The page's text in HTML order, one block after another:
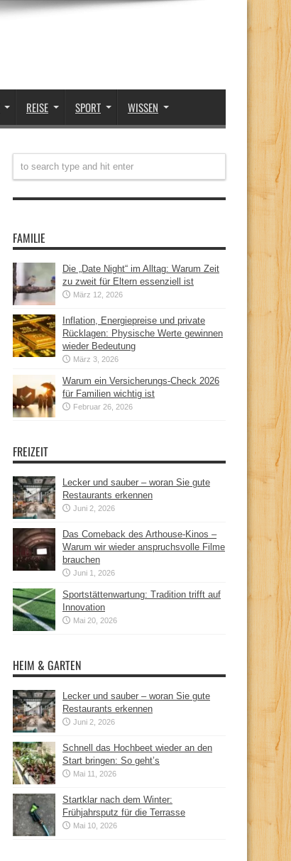
REISE SPORT WISSEN
FAMILIE
Die „Date Night“ im Alltag: Warum Zeit
zu zweit für Eltern essenziell ist
März 12, 2026
Inflation, Energiepreise und private
Rücklagen: Physische Werte gewinnen
wieder Bedeutung
März 3, 2026
Warum ein Versicherungs-Check 2026
für Familien wichtig ist
Februar 26, 2026
FREIZEIT
Lecker und sauber – woran Sie gute
Restaurants erkennen
Juni 2, 2026
Das Comeback des Arthouse-Kinos –
Warum wir wieder anspruchsvolle Filme
brauchen
Juni 1, 2026
Sportstättenwartung: Tradition trifft auf
Innovation
Mai 20, 2026
HEIM & GARTEN
Lecker und sauber – woran Sie gute
Restaurants erkennen
Juni 2, 2026
Schnell das Hochbeet wieder an den
Start bringen: So geht’s
Mai 11, 2026
Startklar nach dem Winter:
Frühjahrsputz für die Terrasse
Mai 10, 2026